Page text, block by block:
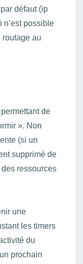
défaut (ip
n’est possible
routage au
de
». Non
(si un
supprimé de
ressources
une
les timers
du
prochain